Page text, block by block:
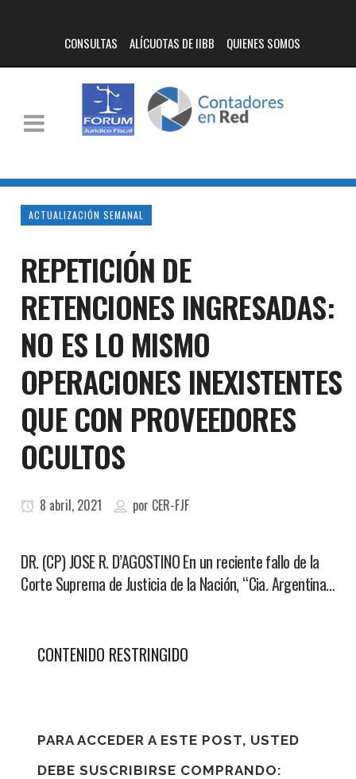
CONSULTAS ALÍCUOTAS DE IIBB QUIENES SOMOS
ACTUALIZACIÓN SEMANAL
REPETICIÓN DE
RETENCIONES INGRESADAS:
NO ES LO MISMO
OPERACIONES INEXISTENTES
QUE CON PROVEEDORES
OCULTOS
8 abril, 2021 por CER-FJF
DR. (CP) JOSE R. D’AGOSTINO En un reciente fallo de la
Corte Suprema de Justicia de la Nación, “Cia. Argentina…
CONTENIDO RESTRINGIDO
PARA ACCEDER A ESTE POST, USTED
DEBE SUSCRIBIRSE COMPRANDO: